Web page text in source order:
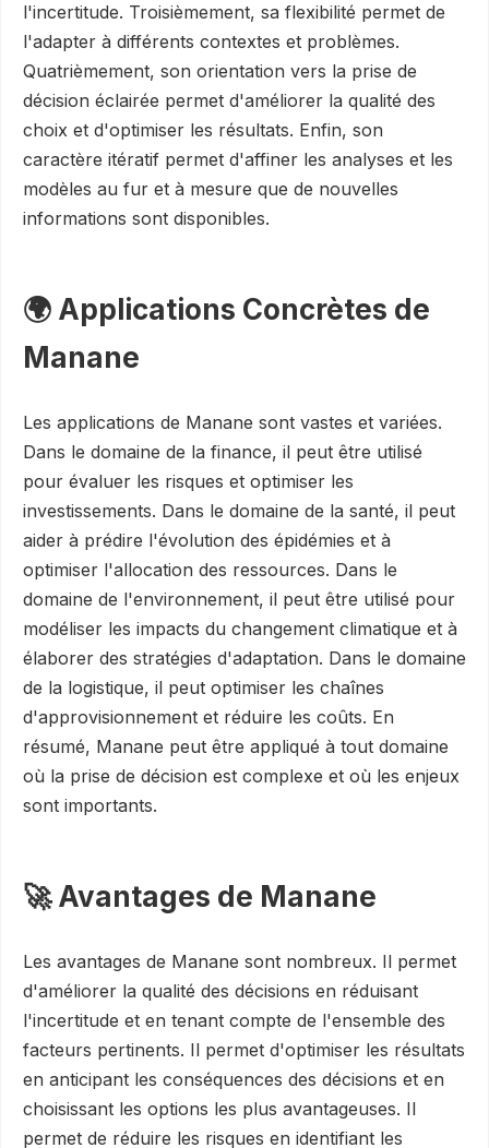
l'incertitude. Troisièmement, sa flexibilité permet de
l'adapter à différents contextes et problèmes.
Quatrièmement, son orientation vers la prise de
décision éclairée permet d'améliorer la qualité des
choix et d'optimiser les résultats. Enfin, son
caractère itératif permet d'affiner les analyses et les
modèles au fur et à mesure que de nouvelles
informations sont disponibles.
🌍 Applications Concrètes de
Manane
Les applications de Manane sont vastes et variées.
Dans le domaine de la finance, il peut être utilisé
pour évaluer les risques et optimiser les
investissements. Dans le domaine de la santé, il peut
aider à prédire l'évolution des épidémies et à
optimiser l'allocation des ressources. Dans le
domaine de l'environnement, il peut être utilisé pour
modéliser les impacts du changement climatique et à
élaborer des stratégies d'adaptation. Dans le domaine
de la logistique, il peut optimiser les chaînes
d'approvisionnement et réduire les coûts. En
résumé, Manane peut être appliqué à tout domaine
où la prise de décision est complexe et où les enjeux
sont importants.
🚀 Avantages de Manane
Les avantages de Manane sont nombreux. Il permet
d'améliorer la qualité des décisions en réduisant
l'incertitude et en tenant compte de l'ensemble des
facteurs pertinents. Il permet d'optimiser les résultats
en anticipant les conséquences des décisions et en
choisissant les options les plus avantageuses. Il
permet de réduire les risques en identifiant les